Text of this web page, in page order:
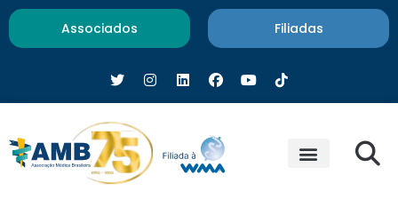
Associados Filiadas